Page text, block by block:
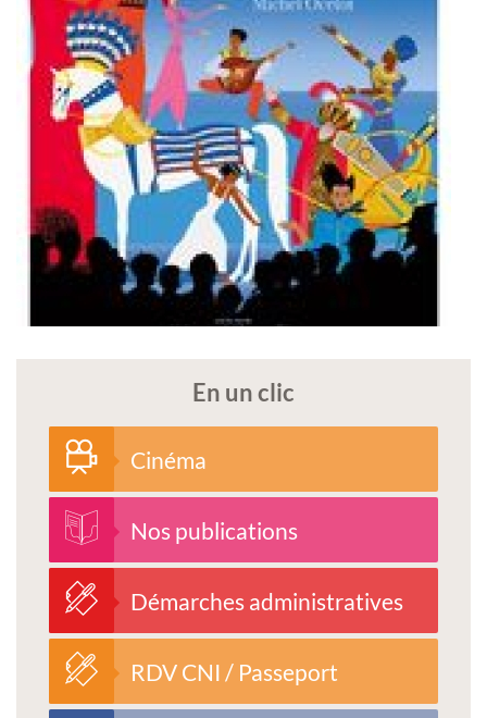
En un clic
Cinéma
Nos publications
Démarches administratives
RDV CNI / Passeport